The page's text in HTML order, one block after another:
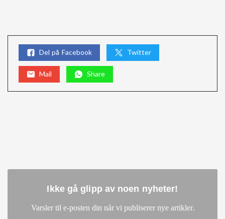
Del på Facebook Twitter
Mail Share
Ikke gå glipp av noen nyheter!
Varsler til e-posten din når vi publiserer nye artikler.